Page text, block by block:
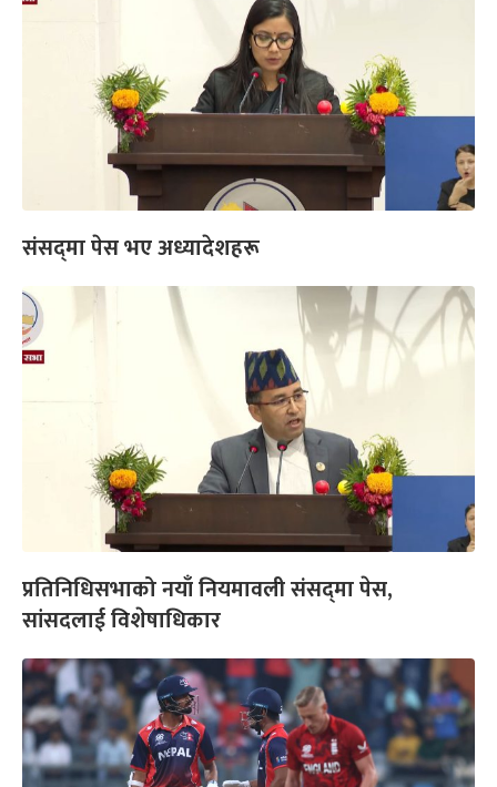
संसद्‌मा पेस भए अध्यादेशहरू
प्रतिनिधिसभाको नयाँ नियमावली संसद्‌मा पेस,
सांसदलाई विशेषाधिकार